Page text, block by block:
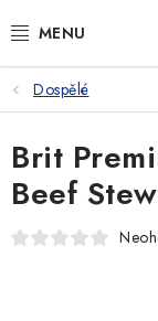
na
PSI
KOČKY
KONĚ
Dospělé
Brit
Beef